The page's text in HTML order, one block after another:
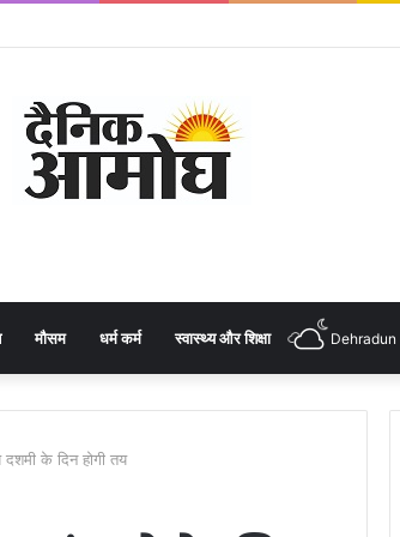
मौसम धर्म कर्म स्वास्थ्य और शिक्षा Dehradun
के दिन होगी तय